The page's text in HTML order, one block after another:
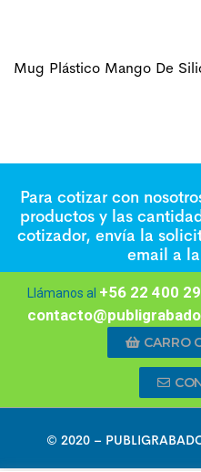
Mug Plástico Mango De
Para cotizar con
productos y las
cotizador, envía la
email a
Llámanos al +56 22 400
CARRO
© 2020 –